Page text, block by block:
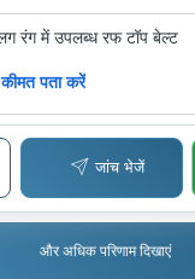
रंग में उपलब्ध रफ टॉप बेल्ट
पता करें
जांच भेजें
और अधिक परिणाम दिखाएं